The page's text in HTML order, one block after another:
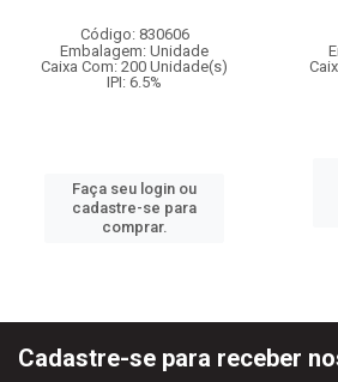
Código: 830606
Embalagem: Unidade
Caixa Com: 200 Unidade(s)
IPI: 6.5%
Faça seu login ou
cadastre-se para
comprar.
Cadastre-se para receber